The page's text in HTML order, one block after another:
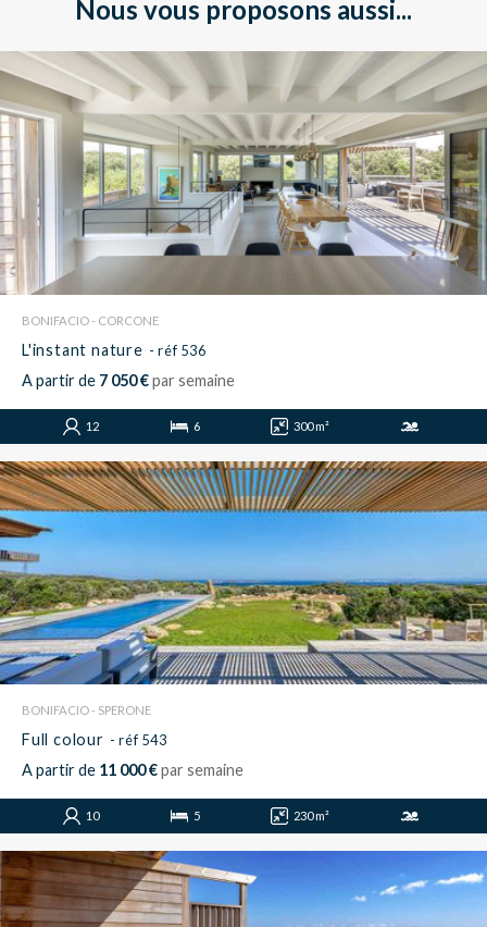
Nous vous proposons aussi...
BONIFACIO - CORCONE
L'instant nature - réf 536
A partir de 7 050 €par semaine
12 6 300 m²
BONIFACIO - SPERONE
Full colour - réf 543
A partir de 11 000 €par semaine
10 5 230 m²